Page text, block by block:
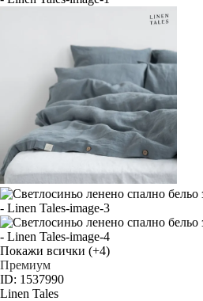
Покажи всички (+4)
Премиум
ID: 1537990
Linen Tales